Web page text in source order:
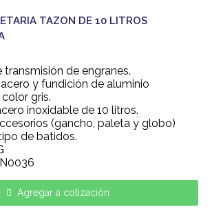
TAZON DE 10 LITROS
transmisión de engranes.
y fundición de aluminio
gris.
inoxidable de 10 litros.
(gancho, paleta y globo)
de batidos.
Agregar a cotización